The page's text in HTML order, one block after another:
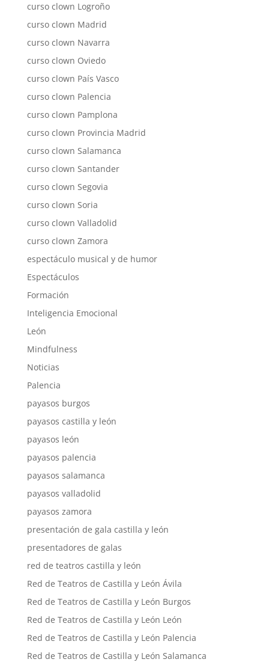
curso clown Logroño
curso clown Madrid
curso clown Navarra
curso clown Oviedo
curso clown País Vasco
curso clown Palencia
curso clown Pamplona
curso clown Provincia Madrid
curso clown Salamanca
curso clown Santander
curso clown Segovia
curso clown Soria
curso clown Valladolid
curso clown Zamora
espectáculo musical y de humor
Espectáculos
Formación
Inteligencia Emocional
León
Mindfulness
Noticias
Palencia
payasos burgos
payasos castilla y león
payasos león
payasos palencia
payasos salamanca
payasos valladolid
payasos zamora
presentación de gala castilla y león
presentadores de galas
red de teatros castilla y león
Red de Teatros de Castilla y León Ávila
Red de Teatros de Castilla y León Burgos
Red de Teatros de Castilla y León León
Red de Teatros de Castilla y León Palencia
Red de Teatros de Castilla y León Salamanca